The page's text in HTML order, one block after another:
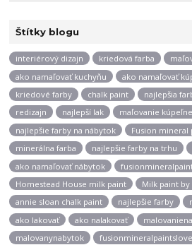
Štítky blogu
interiérový dizajn kriedová farba
ako namaľovať kuchyňu
ako namaľovať
kriedové farby
chalk paint najlepšia
redizajn
najlepší lak
maľovanie kúpeľne
najlepšie farby na nábytok
Fusion mineral
minerálna farba
najlepšie farby na trhu
ako namaľovať nábytok
Homestead House milk paint
Milk paint by
annie sloan chalk paint
najlepšie farby
ako lakovať
ako nalakovať
malovanynabytok